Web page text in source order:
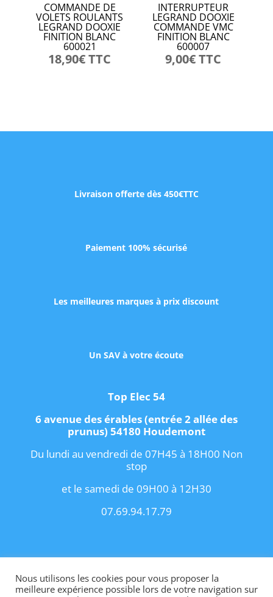
COMMANDE DE
VOLETS ROULANTS
LEGRAND DOOXIE
FINITION BLANC
600021
18,90€TTC
INTERRUPTEUR
LEGRAND DOOXIE
COMMANDE VMC
FINITION BLANC
600007
9,00€TTC
Livraison offerte dès 450€TTC
Paiement 100% sécurisé
Les meilleures marques à prix discount
Un SAV à votre écoute
Top Elec 54
6 avenue des érables (entrée 2 allée des
prunus) 54180 Houdemont
Du lundi au vendredi de 07H45 à 18H00 Non
stop
et le samedi de 09H00 à 12H30
07.69.94.17.79
Copyright 2021 IConditions Générales de
VenteIContact
Nous utilisons les cookies pour vous proposer la
meilleure expérience possible lors de votre navigation sur